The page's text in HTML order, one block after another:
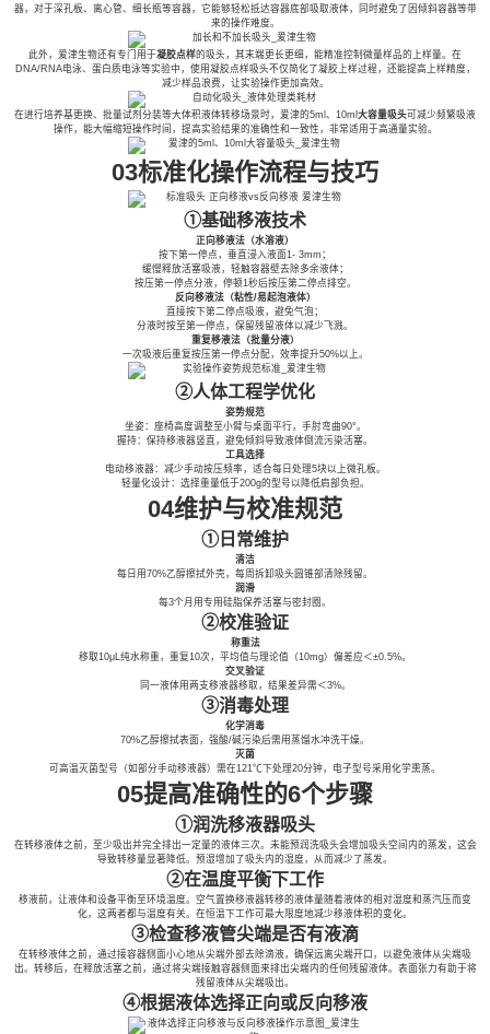
器，对于深孔板、离心管、细长瓶等容器，它能够轻松抵达容器底部吸取液体，同时避免了因倾斜容器等带
来的操作难度。
此外，爱津生物还有专门用于凝胶点样的吸头，其末端更长更细，能精准控制微量样品的上样量。在
DNA/RNA电泳、蛋白质电泳等实验中，使用凝胶点样吸头不仅简化了凝胶上样过程，还能提高上样精度，
减少样品浪费，让实验操作更加高效。
在进行培养基更换、批量试剂分装等大体积液体转移场景时，爱津的5ml、10ml 大容量吸头可减少频繁吸液
操作，能大幅缩短操作时间，提高实验结果的准确性和一致性，非常适用于高通量实验。
03标准化操作流程与技巧
①基础移液技术
正向移液法（水溶液）
按下第一停点，垂直浸入液面1- 3mm；
缓慢释放活塞吸液，轻触容器壁去除多余液体；
按压第一停点分液，停顿1秒后按压第二停点排空。
反向移液法（粘性/易起泡液体）
直接按下第二停点吸液，避免气泡；
分液时按至第一停点，保留残留液体以减少飞溅。
重复移液法（批量分液）
一次吸液后重复按压第一停点分配，效率提升50%以上。
②人体工程学优化
姿势规范
坐姿：座椅高度调整至小臂与桌面平行，手肘弯曲90°。
握持：保持移液器竖直，避免倾斜导致液体倒流污染活塞。
工具选择
电动移液器：减少手动按压频率，适合每日处理5块以上微孔板。
轻量化设计：选择重量低于200g的型号以降低肩部负担。
04维护与校准规范
①日常维护
清洁
每日用70%乙醇擦拭外壳，每周拆卸吸头圆锥部清除残留。
润滑
每3个月用专用硅脂保养活塞与密封圈。
②校准验证
称重法
移取10μL纯水称重，重复10次，平均值与理论值（10mg）偏差应＜±0.5%。
交叉验证
同一液体用两支移液器移取，结果差异需＜3%。
③消毒处理
化学消毒
70%乙醇擦拭表面，强酸/碱污染后需用蒸馏水冲洗干燥。
灭菌
可高温灭菌型号（如部分手动移液器）需在121℃下处理20分钟，电子型号采用化学熏蒸。
05提高准确性的6个步骤
①润洗移液器吸头
在转移液体之前，至少吸出并完全排出一定量的液体三次。未能预润洗吸头会增加吸头空间内的蒸发，这会
导致转移量显著降低。预湿增加了吸头内的湿度，从而减少了蒸发。
②在温度平衡下工作
移液前，让液体和设备平衡至环境温度。空气置换移液器转移的液体量随着液体的相对湿度和蒸汽压而变
化，这两者都与温度有关。在恒温下工作可最大限度地减少移液体积的变化。
③检查移液管尖端是否有液滴
在转移液体之前，通过接容器侧面小心地从尖端外部去除滴液，确保远离尖端开口，以避免液体从尖端吸
出。转移后，在释放活塞之前，通过将尖端接触容器侧面来排出尖端内的任何残留液体。表面张力有助于将
残留液体从尖端吸出。
④根据液体选择正向或反向移液